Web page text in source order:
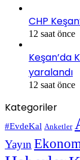
CHP
12 saat önce
Keşan’da
yaralandı
12 saat önce
Kategoriler
#EvdeKal Anketler
Yayın